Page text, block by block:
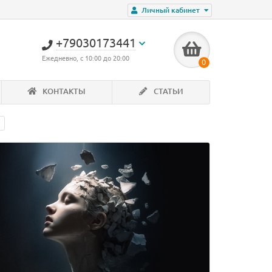
Личный кабинет
+79030173441
Ежедневно, с 10:00 до 20:00 0
КОНТАКТЫ СТАТЬИ